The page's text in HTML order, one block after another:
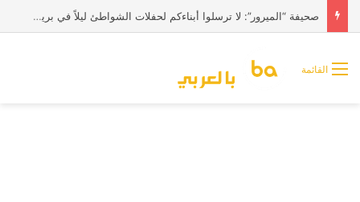
صحيفة “الميرور”: لا ترسلوا أبناءكم لحفلات الشواطئ ليلاً في بريطانيا
القائمة